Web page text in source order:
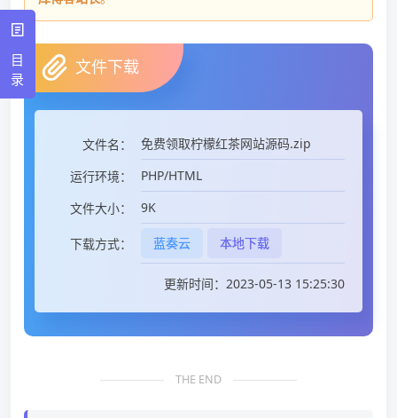
文件下载
文件名：
免费领取柠檬红茶网站源码.zip
运行环境：
PHP/HTML
文件大小：
9K
下载方式： 蓝奏云 本地下载
更新时间：2023-05-13 15:25:30
THE END
目
录